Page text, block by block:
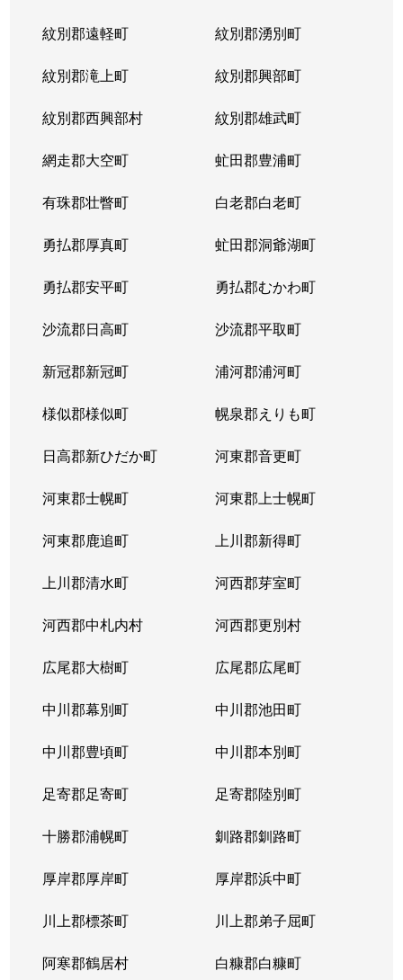
紋別郡遠軽町 紋別郡湧別町
紋別郡滝上町 紋別郡興部町
紋別郡西興部村 紋別郡雄武町
網走郡大空町 虻田郡豊浦町
有珠郡壮瞥町 白老郡白老町
勇払郡厚真町 虻田郡洞爺湖町
勇払郡安平町 勇払郡むかわ町
沙流郡日高町 沙流郡平取町
新冠郡新冠町 浦河郡浦河町
様似郡様似町 幌泉郡えりも町
日高郡新ひだか町 河東郡音更町
河東郡士幌町 河東郡上士幌町
河東郡鹿追町 上川郡新得町
上川郡清水町 河西郡芽室町
河西郡中札内村 河西郡更別村
広尾郡大樹町 広尾郡広尾町
中川郡幕別町 中川郡池田町
中川郡豊頃町 中川郡本別町
足寄郡足寄町 足寄郡陸別町
十勝郡浦幌町 釧路郡釧路町
厚岸郡厚岸町 厚岸郡浜中町
川上郡標茶町 川上郡弟子屈町
阿寒郡鶴居村 白糠郡白糠町